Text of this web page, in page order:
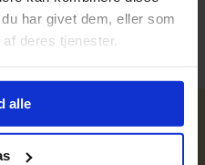
har givet dem, eller som
deres tjenester.
alle